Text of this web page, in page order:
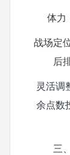
体力
战场定
后
灵活调
余点数
三